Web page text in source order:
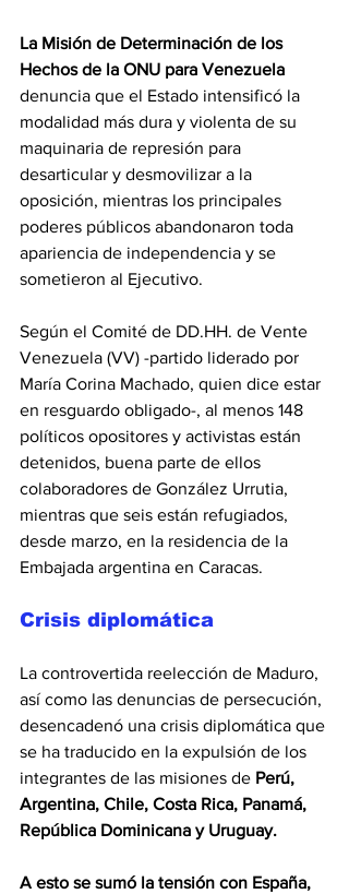
La Misión de Determinación de los
Hechos de la ONU para Venezuela
denuncia que el Estado intensificó la
modalidad más dura y violenta de su
maquinaria de represión para
desarticular y desmovilizar a la
oposición, mientras los principales
poderes públicos abandonaron toda
apariencia de independencia y se
sometieron al Ejecutivo.
Según el Comité de DD.HH. de Vente
Venezuela (VV) -partido liderado por
María Corina Machado, quien dice estar
en resguardo obligado-, al menos 148
políticos opositores y activistas están
detenidos, buena parte de ellos
colaboradores de González Urrutia,
mientras que seis están refugiados,
desde marzo, en la residencia de la
Embajada argentina en Caracas.
Crisis diplomática
La controvertida reelección de Maduro,
así como las denuncias de persecución,
desencadenó una crisis diplomática que
se ha traducido en la expulsión de los
integrantes de las misiones de Perú,
Argentina, Chile, Costa Rica, Panamá,
República Dominicana y Uruguay.
A esto se sumó la tensión con España,